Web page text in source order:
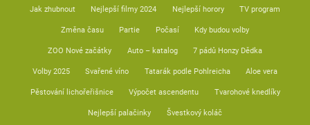
Jak zhubnout Nejlepší filmy 2024 Nejlepší horory TV program
Změna času Partie Počasí Kdy budou volby
ZOO Nové začátky Auto – katalog 7 pádů Honzy Dědka
Volby 2025 Svařené víno Tatarák podle Pohlreicha Aloe vera
Pěstování lichořeřišnice Výpočet ascendentu Tvarohové knedlíky
Nejlepší palačinky Švestkový koláč